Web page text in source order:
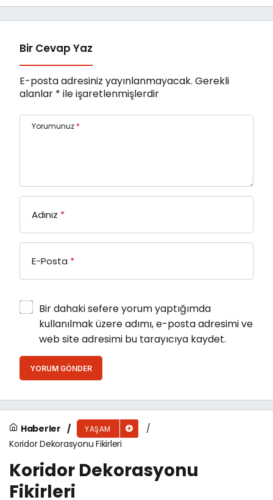
Bir Cevap Yaz
E-posta adresiniz yayınlanmayacak. Gerekli
alanlar * ile işaretlenmişlerdir
Yorumunuz *
Adınız *
E-Posta *
Bir dahaki sefere yorum yaptığımda
kullanılmak üzere adımı, e-posta adresimi ve
web site adresimi bu tarayıcıya kaydet.
YORUM GÖNDER
Haberler YAŞAM
Koridor Dekorasyonu Fikirleri
Koridor Dekorasyonu
Fikirleri